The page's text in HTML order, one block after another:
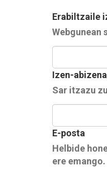
Erabiltzaile
Webgunean
Izen-
Sar itzazu
E-posta
Helbide
ere emango.